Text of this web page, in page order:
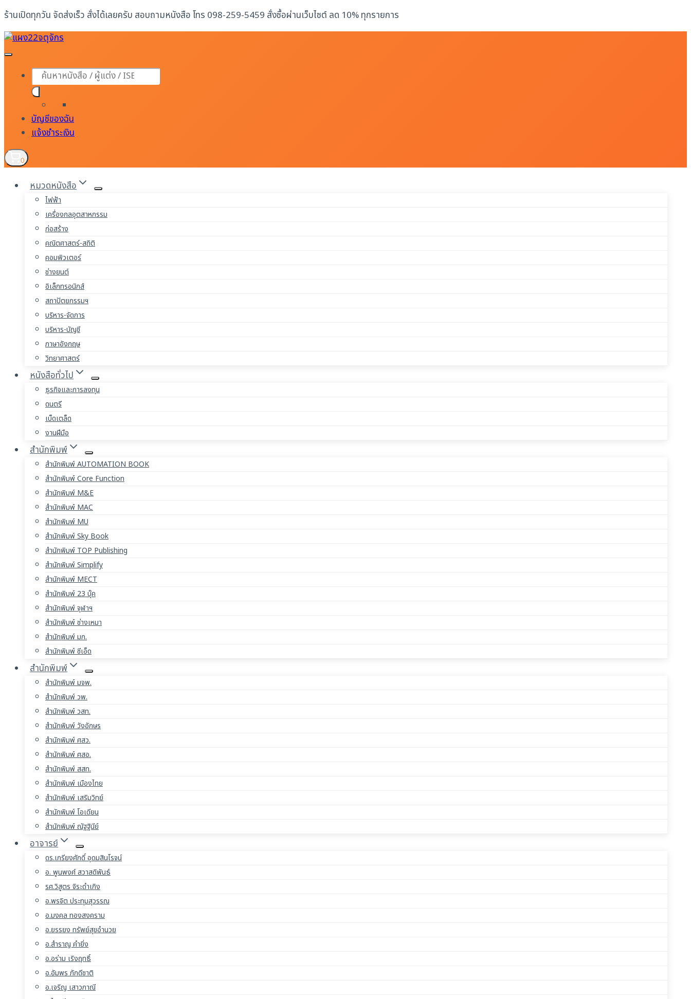
Skip
to
content
ร้านเปิดทุกวัน จัดส่งเร็ว สั่งได้เลยครับ สอบถามหนังสือ โทร 098-259-5459 สั่งซื้อผ่านเว็บไซต์ ลด 10% ทุกรายการ
Products
search
บัญชีของฉัน
แจ้งชำระเงิน
0
หมวดหนังสือ
ไฟฟ้า
เครื่องกลอุตสาหกรรม
ก่อสร้าง
คณิตศาสตร์-สถิติ
คอมพิวเตอร์
ช่างยนต์
อิเล็กทรอนิกส์
สถาปัตยกรรมฯ
บริหาร-จัดการ
บริหาร-บัญชี
ภาษาอังกฤษ
วิทยาศาสตร์
หนังสือทั่วไป
ธุรกิจและการลงทุน
ดนตรี
เบ็ดเตล็ด
งานฝีมือ
สำนักพิมพ์
สำนักพิมพ์ AUTOMATION BOOK
สำนักพิมพ์ Core Function
สำนักพิมพ์ M&E
สำนักพิมพ์ MAC
สำนักพิมพ์ MU
สำนักพิมพ์ Sky Book
สำนักพิมพ์ TOP Publishing
สำนักพิมพ์ Simplify
สำนักพิมพ์ MECT
สำนักพิมพ์ 23 บุ๊ค
สำนักพิมพ์ จุฬาฯ
สำนักพิมพ์ ช่างเหมา
สำนักพิมพ์ มก.
สำนักพิมพ์ ซีเอ็ด
สำนักพิมพ์
สำนักพิมพ์ มจพ.
สำนักพิมพ์ วพ.
สำนักพิมพ์ วสท.
สำนักพิมพ์ วังอักษร
สำนักพิมพ์ ศสว.
สำนักพิมพ์ ศสอ.
สำนักพิมพ์ สสท.
สำนักพิมพ์ เมืองไทย
สำนักพิมพ์ เสริมวิทย์
สำนักพิมพ์ โอเดียน
สำนักพิมพ์ ณัฐฐินีย์
อาจารย์
ดร.เกรียงศักดิ์ อุดมสินโรจน์
อ. พูนพงศ์ สวาสดิพันธ์
รศ.วิสูตร จิระดำเกิง
อ.พรจิต ประทุมสุวรรณ
อ.มงคล ทองสงคราม
อ.ยรรยง ทรัพย์สุขอำนวย
อ.สำราญ คำยิ่ง
อ.อร่าม เริงฤทธิ์
อ.อัมพร ภักดีชาติ
อ.เจริญ เสาวภาณี